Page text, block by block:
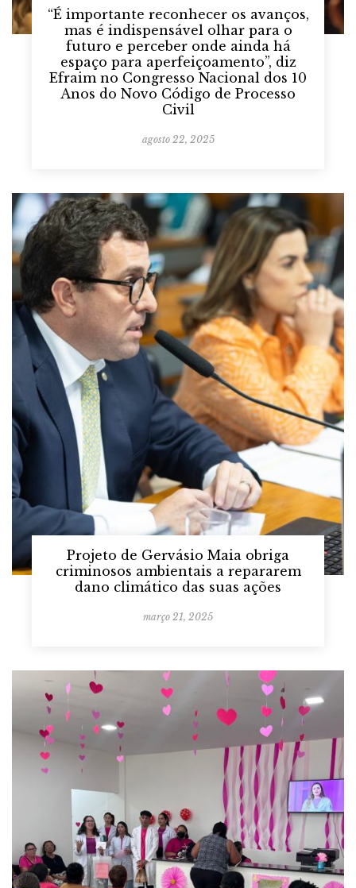
“É importante reconhecer os avanços,
mas é indispensável olhar para o
futuro e perceber onde ainda há
espaço para aperfeiçoamento”, diz
Efraim no Congresso Nacional dos 10
Anos do Novo Código de Processo
Civil
agosto 22, 2025
Projeto de Gervásio Maia obriga
criminosos ambientais a repararem
dano climático das suas ações
março 21, 2025